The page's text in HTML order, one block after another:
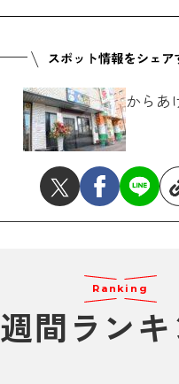
からあ
Ranking
週間ラン